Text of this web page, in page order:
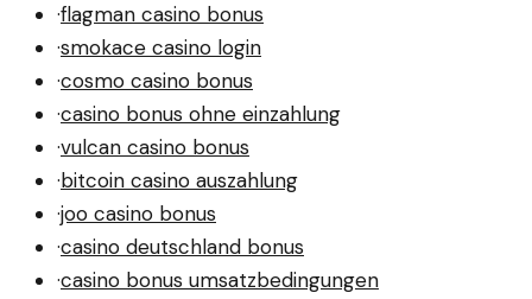
·flagman casino bonus
·smokace casino login
·cosmo casino bonus
·casino bonus ohne einzahlung
·vulcan casino bonus
·bitcoin casino auszahlung
·joo casino bonus
·casino deutschland bonus
·casino bonus umsatzbedingungen